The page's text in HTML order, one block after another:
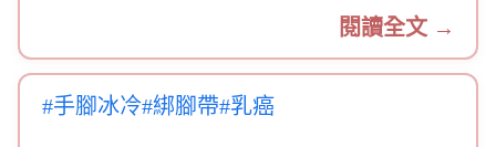
閱讀全文 →
#手腳冰冷#綁腳帶#乳癌